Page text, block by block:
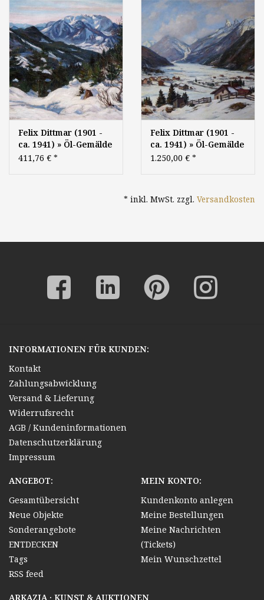
Felix Dittmar (1901 -
ca. 1941) » Öl-Gemälde
Postimpressionismus
411,76 € *
Felix Dittmar (1901 -
ca. 1941) » Öl-Gemälde
Alpen Winter
Landschaft
1.250,00 € *
* inkl. MwSt. zzgl. Versandkosten
INFORMATIONEN FÜR KUNDEN:
Kontakt
Zahlungsabwicklung
Versand & Lieferung
Widerrufsrecht
AGB / Kundeninformationen
Datenschutzerklärung
Impressum
ANGEBOT:
Gesamtübersicht
Neue Objekte
Sonderangebote
ENTDECKEN
Tags
RSS feed
MEIN KONTO:
Kundenkonto anlegen
Meine Bestellungen
Meine Nachrichten
(Tickets)
Mein Wunschzettel
ARKAZIA · KUNST & AUKTIONEN